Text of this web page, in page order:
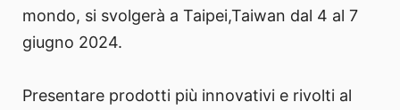
mondo, si svolgerà a Taipei,Taiwan dal 4 al 7
giugno 2024.
Presentare prodotti più innovativi e rivolti al